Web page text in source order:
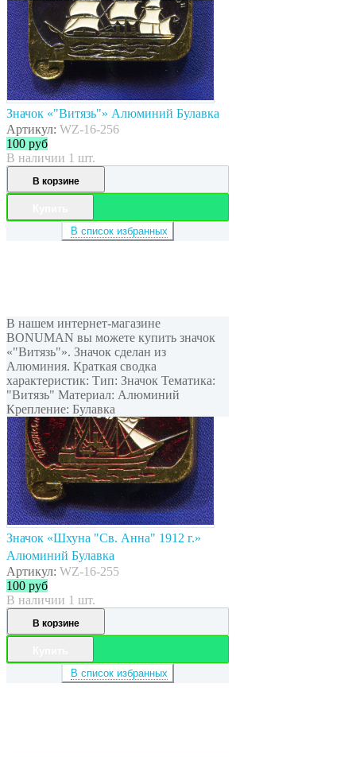
Значок «"Витязь"» Алюминий Булавка
Артикул: WZ-16-256
100 руб
В наличии 1 шт.
В корзине
В список избранных
В нашем интернет-магазине
BONUMAN вы можете купить значок
«"Витязь"». Значок сделан из
Алюминия. Краткая сводка
характеристик: Тип: Значок Тематика:
"Витязь" Материал: Алюминий
Крепление: Булавка
Значок «Шхуна "Св. Анна" 1912 г.»
Алюминий Булавка
Артикул: WZ-16-255
100 руб
В наличии 1 шт.
В корзине
В список избранных